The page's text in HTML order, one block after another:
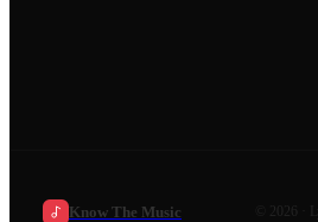
Know The Music 2026
·